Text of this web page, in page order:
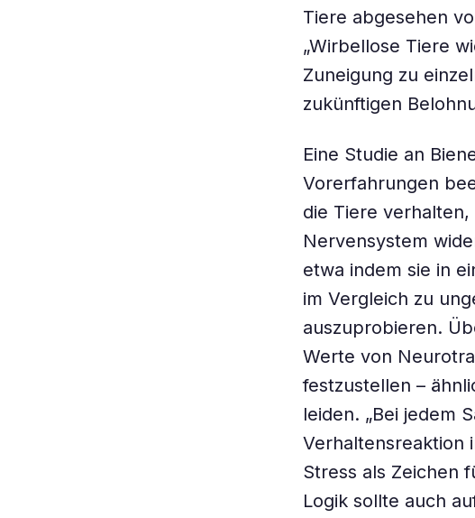
Tiere abgesehen
„Wirbellose Tiere
Zuneigung zu
zukünftigen
Eine Studie an
Vorerfahrungen
die Tiere
Nervensystem
etwa indem sie in
im Vergleich zu
auszuprobieren.
Werte von
festzustellen –
leiden. „Bei jedem
Verhaltensreaktion
Stress als Zeichen
Logik sollte auch